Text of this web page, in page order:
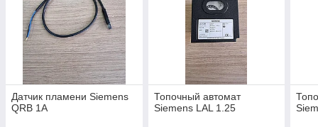
Датчик пламени Siemens
QRB 1A
Топочный автомат
Siemens LAL 1.25